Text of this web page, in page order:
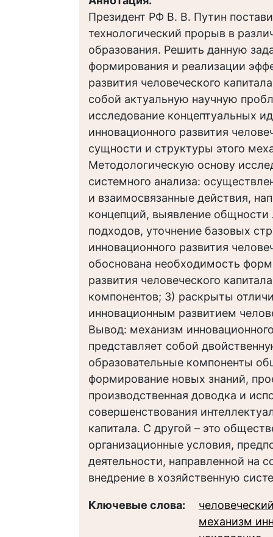
Президент РФ В. В. Путин
технологический прорыв в
образования. Решить данную
формирования и реализации
развития человеческого
собой актуальную научную
исследование концептуальных
инновационного развития
сущности и структуры этого
Методологическую основу
системного анализа:
и взаимосвязанные действия,
концепций, выявление общности
подходов, уточнение базовых
инновационного развития
обоснована необходимость
развития человеческого
компонентов; 3) раскрыты
инновационным развитием
Вывод: механизм
представляет собой
образовательные компоненты
формирование новых знаний,
производственная доводка и
совершенствования
капитала. С другой – это
организационные условия,
деятельности, направленной на
внедрение в хозяйственную
Ключевые слова:
механизм